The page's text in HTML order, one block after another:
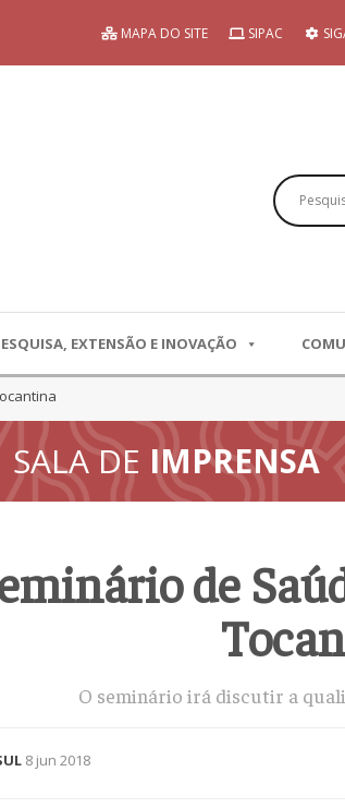
MAPA DO SITE SIPAC
EXTENSÃO E INOVAÇÃO
SALA DE IMPRENSA
de
O seminário irá discutir a
8 jun 2018